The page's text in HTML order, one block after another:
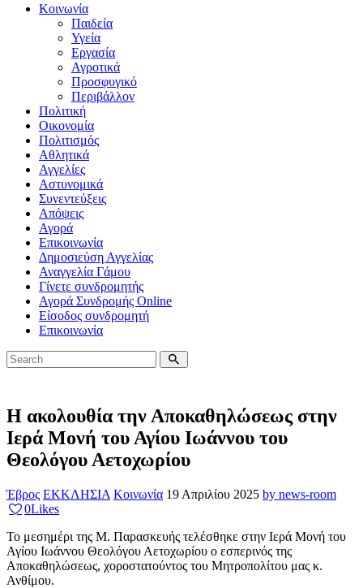
Κοινωνία
Παιδεία
Υγεία
Εργασία
Αγροτικά
Προσφυγικό
Περιβάλλον
Πολιτική
Οικονομία
Πολιτισμός
Αθλητικά
Αγγελίες
Αστυνομικά
Συνεντεύξεις
Απόψεις
Αγορά
Επικοινωνία
Δημοσιεύση Αγγελίας
Αναγγελία Γάμου
Γίνετε συνδρομητής
Αγορά Συνδρομής Online
Είσοδος συνδρομητή
Επικοινωνία
Η ακολουθία την Αποκαθηλώσεως στην
Ιερά Μονή του Αγίου Ιωάννου του
Θεολόγου Αετοχωρίου
Έβρος ΕΚΚΛΗΣΙΑ Κοινωνία 19 Απριλίου 2025 by news-room
0Likes
Το μεσημέρι της Μ. Παρασκευής τελέσθηκε στην Ιερά Μονή του
Αγίου Ιωάννου Θεολόγου Αετοχωρίου ο εσπερινός της
Αποκαθηλώσεως, χοροστατούντος του Μητροπολίτου μας κ.
Ανθίμου.